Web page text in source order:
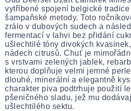
vytříbené spojení belgické
šampaňské metody. Toto
zrálo v dubových sudech a
fermentací v lahvi bez přidání
ušlechtilé tóny divokých
nádech citrusů. Chuť je
s vrstvami zelených jablek,
kterou doplňuje velmi jemné
dlouhé, minerální a elegantně
charakter piva podtrhuje použití
pšeničného sladu, jež mu
ušlechtilého sektu.